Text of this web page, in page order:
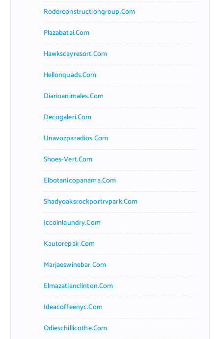
Roderconstructiongroup.com
Plazabatai.com
Hawkscayresort.com
Hellonquads.com
Diarioanimales.com
Decogaleri.com
Unavozparadios.com
Shoes-Vert.com
Elbotanicopanama.com
Shadyoaksrockportrvpark.com
Jccoinlaundry.com
Kautorepair.com
Marjaeswinebar.com
Elmazatlanclinton.com
Ideacoffeenyc.com
Odieschillicothe.com